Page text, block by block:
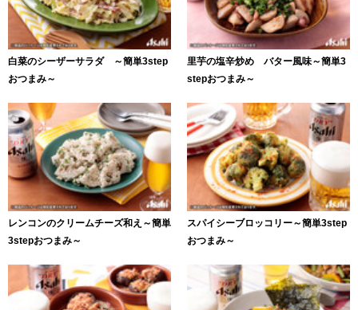
白菜のシーザーサラダ ～簡単3step
おつまみ～
里芋の塩辛炒め バター風味～簡単3
stepおつまみ～
レンコンのクリームチーズ和え～簡単
3stepおつまみ～
スパイシーブロッコリー～簡単3step
おつまみ～